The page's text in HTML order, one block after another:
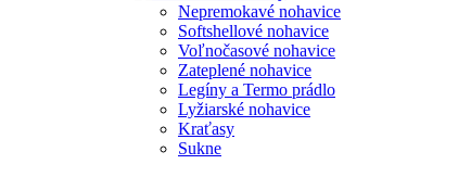
Nepremokavé nohavice
Softshellové nohavice
Voľnočasové nohavice
Zateplené nohavice
Legíny a Termo prádlo
Lyžiarské nohavice
Kraťasy
Sukne